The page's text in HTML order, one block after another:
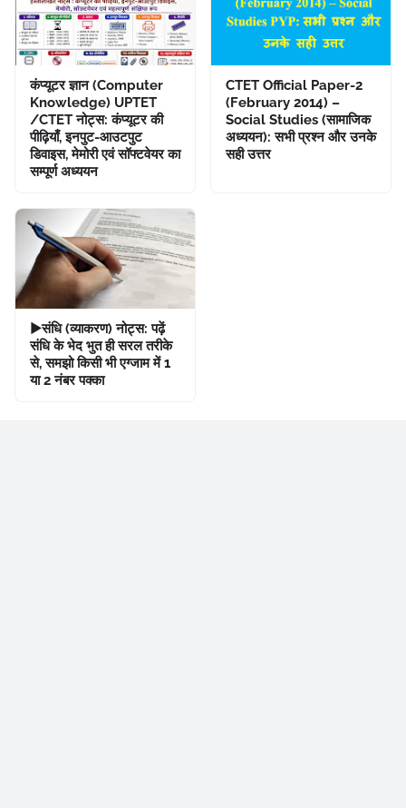
कंप्यूटर ज्ञान (Computer
Knowledge) UPTET
/CTET नोट्स: कंप्यूटर की
पीढ़ियाँ, इनपुट-आउटपुट
डिवाइस, मेमोरी एवं सॉफ्टवेयर का
सम्पूर्ण अध्ययन
CTET Official Paper-2
(February 2014) –
Social Studies (सामाजिक
अध्ययन): सभी प्रश्न और उनके
सही उत्तर
▶संधि (व्याकरण) नोट्स: पढ़ें
संधि के भेद भुत ही सरल तरीके
से, समझो किसी भी एग्जाम में 1
या 2 नंबर पक्का